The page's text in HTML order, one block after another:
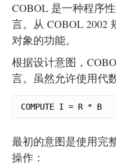
COBOL 是一种程序
言。从 COBOL 2002
对象的功能。
根据设计意图，
言。虽然允许使用代
COMPUTE I = R * B
最初的意图是使用完
操作：